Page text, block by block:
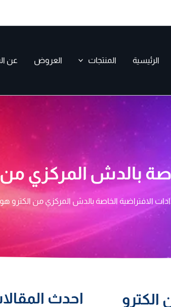
الرئيسية المنتجات العروض عن
بالدش المركزي
الافتراضية الخاصة بالدش المركزي من الكترو
الكترو
احدث